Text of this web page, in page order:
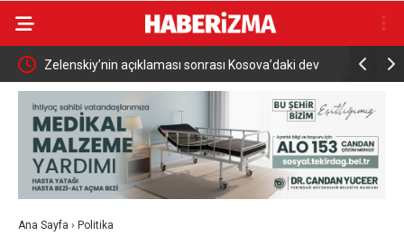
Mobilfest’in üçüncü durağı İznik AK
Ana Sayfa › Politika